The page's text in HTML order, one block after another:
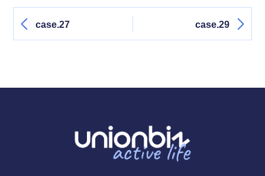
case.27 case.29